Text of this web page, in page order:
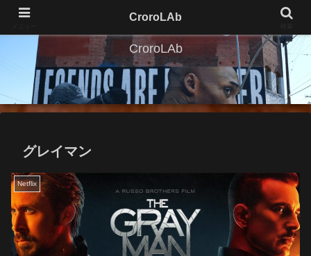
CroroLAb
グレイマン
Netflix
CroroLAb